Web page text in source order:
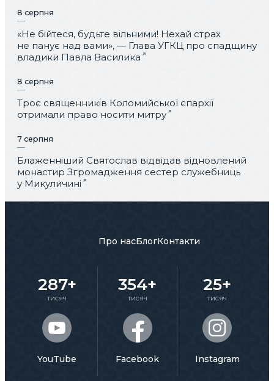
8 серпня
«Не бійтеся, будьте вільними! Нехай страх
не панує над вами», — Глава УГКЦ про спадщину
владики Павла Василика
8 серпня
Троє священників Коломийської єпархії
отримали право носити митру
7 серпня
Блаженніший Святослав відвідав відновлений
монастир Згромадження сестер служебниць
у Микуличині
Про насБлогКонтакти
287+
тисяч
YouTube
354+
тисяч
Facebook
25+
тисяч
Instagram